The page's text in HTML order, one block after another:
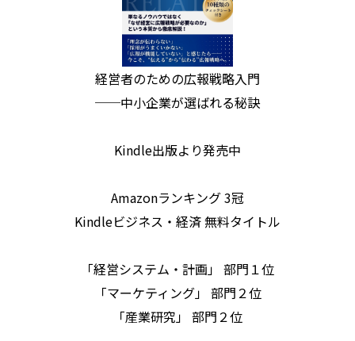
経営者のための広報戦略入門
──中小企業が選ばれる秘訣
Kindle出版より発売中
Amazonランキング 3冠
Kindleビジネス・経済 無料タイトル
「経営システム・計画」 部門１位
「マーケティング」 部門２位
「産業研究」 部門２位